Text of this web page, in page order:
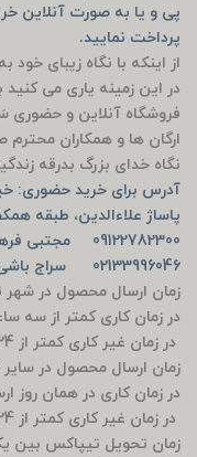
پرداخت نمایید.
از اینکه با نگاه زیبای
در این زمینه یاری می
فروشگاه آنلاین و حضوری
ارگان ها و همکاران
نگاه خدای بزرگ بدرقه
آدرس برای خرید حضوری:
پاساژ علاءالدین، طبقه
09122782300 مجتبی فرهانی
02133996046 سراج باشی
زمان ارسال محصول در شهر
در زمان کاری کمتر از سه
در زمان غیر کاری کمتر از 24 ساعت
زمان ارسال محصول در سایر
در زمان کاری در همان
در زمان غیر کاری کمتر از 24 ساعت ارسال به پست و تیپاکس
زمان تحویل تیپاکس بین